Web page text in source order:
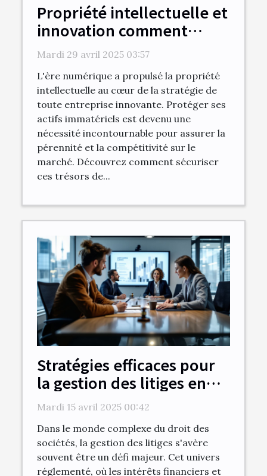
Propriété intellectuelle et
innovation comment
sécuriser ses actifs
entrepreneurial
Mardi 29 avril 2025 03:57
L'ère numérique a propulsé la propriété
intellectuelle au cœur de la stratégie de
toute entreprise innovante. Protéger ses
actifs immatériels est devenu une
nécessité incontournable pour assurer la
pérennité et la compétitivité sur le
marché. Découvrez comment sécuriser
ces trésors de...
Stratégies efficaces pour
la gestion des litiges en
droit des sociétés
Mardi 15 avril 2025 00:42
Dans le monde complexe du droit des
sociétés, la gestion des litiges s'avère
souvent être un défi majeur. Cet univers
réglementé, où les intérêts financiers et